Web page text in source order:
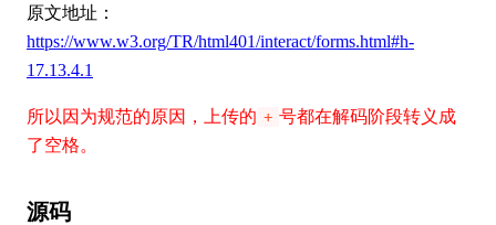
原文地址：
https://www.w3.org/TR/html401/interact/forms.html#h-
17.13.4.1
所以因为规范的原因，上传的 + 号都在解码阶段转义成
了空格。
源码